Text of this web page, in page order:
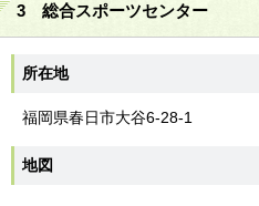
3 総合スポーツセンター
所在地
福岡県春日市大谷6-28-1
地図